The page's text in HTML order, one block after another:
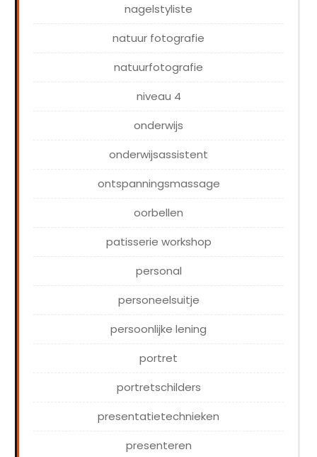
nagelstyliste
natuur fotografie
natuurfotografie
niveau 4
onderwijs
onderwijsassistent
ontspanningsmassage
oorbellen
patisserie workshop
personal
personeelsuitje
persoonlijke lening
portret
portretschilders
presentatietechnieken
presenteren